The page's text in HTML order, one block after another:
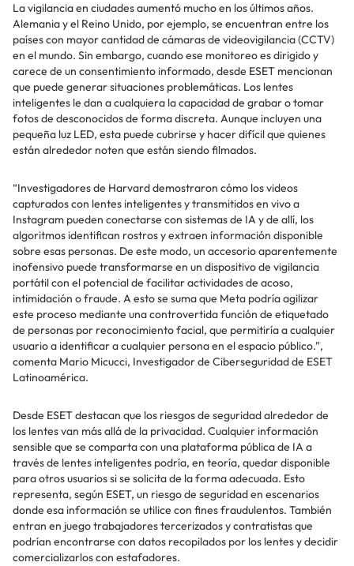
La vigilancia en ciudades aumentó mucho en los últimos años.
Alemania y el Reino Unido, por ejemplo, se encuentran entre los
países con mayor cantidad de cámaras de videovigilancia (CCTV)
en el mundo. Sin embargo, cuando ese monitoreo es dirigido y
carece de un consentimiento informado, desde ESET mencionan
que puede generar situaciones problemáticas. Los lentes
inteligentes le dan a cualquiera la capacidad de grabar o tomar
fotos de desconocidos de forma discreta. Aunque incluyen una
pequeña luz LED, esta puede cubrirse y hacer difícil que quienes
están alrededor noten que están siendo filmados.
“Investigadores de Harvard demostraron cómo los videos
capturados con lentes inteligentes y transmitidos en vivo a
Instagram pueden conectarse con sistemas de IA y de allí, los
algoritmos identifican rostros y extraen información disponible
sobre esas personas. De este modo, un accesorio aparentemente
inofensivo puede transformarse en un dispositivo de vigilancia
portátil con el potencial de facilitar actividades de acoso,
intimidación o fraude. A esto se suma que Meta podría agilizar
este proceso mediante una controvertida función de etiquetado
de personas por reconocimiento facial, que permitiría a cualquier
usuario a identificar a cualquier persona en el espacio público.”,
comenta Mario Micucci, Investigador de Ciberseguridad de ESET
Latinoamérica.
Desde ESET destacan que los riesgos de seguridad alrededor de
los lentes van más allá de la privacidad. Cualquier información
sensible que se comparta con una plataforma pública de IA a
través de lentes inteligentes podría, en teoría, quedar disponible
para otros usuarios si se solicita de la forma adecuada. Esto
representa, según ESET, un riesgo de seguridad en escenarios
donde esa información se utilice con fines fraudulentos. También
entran en juego trabajadores tercerizados y contratistas que
podrían encontrarse con datos recopilados por los lentes y decidir
comercializarlos con estafadores.